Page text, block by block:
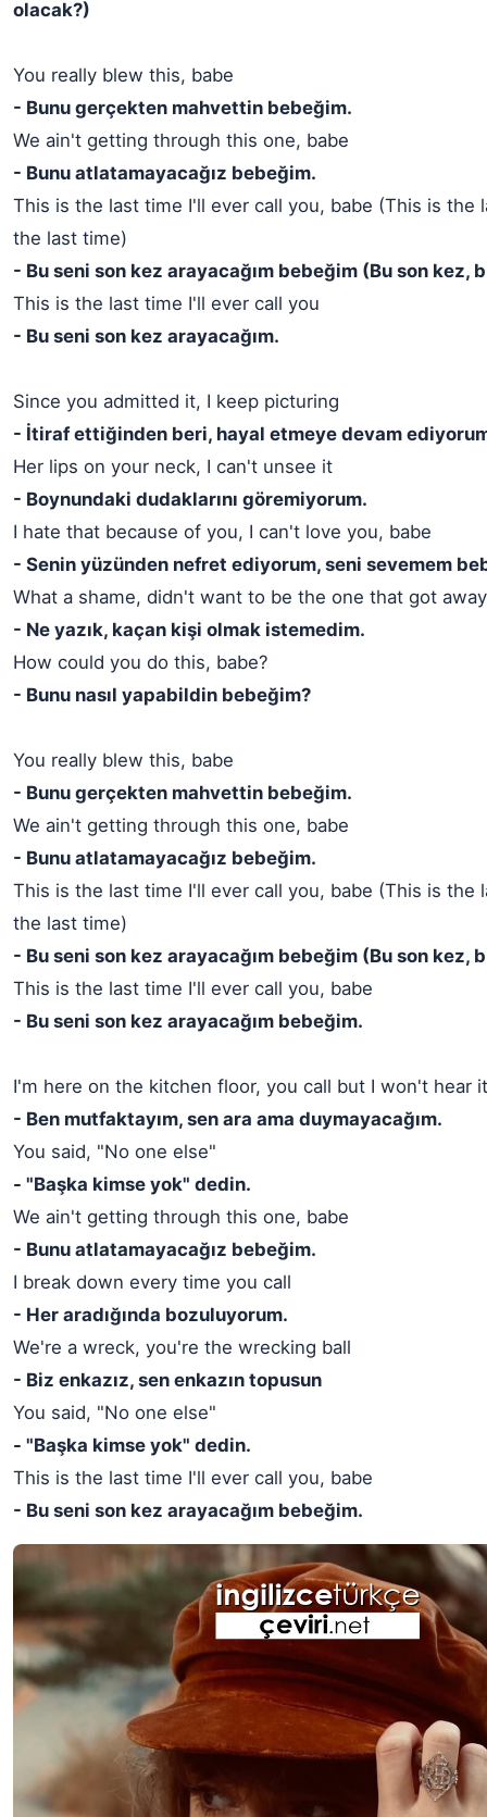
olacak?)
You really blew this, babe
- Bunu gerçekten mahvettin bebeğim.
We ain't getting through this one, babe
- Bunu atlatamayacağız bebeğim.
This is the last time I'll ever call you, babe (This is the
the last time)
- Bu seni son kez arayacağım bebeğim (Bu son kez,
This is the last time I'll ever call you
- Bu seni son kez arayacağım.
Since you admitted it, I keep picturing
- İtiraf ettiğinden beri, hayal etmeye devam
Her lips on your neck, I can't unsee it
- Boynundaki dudaklarını göremiyorum.
I hate that because of you, I can't love you, babe
- Senin yüzünden nefret ediyorum, seni sevemem
What a shame, didn't want to be the one that got away
- Ne yazık, kaçan kişi olmak istemedim.
How could you do this, babe?
- Bunu nasıl yapabildin bebeğim?
You really blew this, babe
- Bunu gerçekten mahvettin bebeğim.
We ain't getting through this one, babe
- Bunu atlatamayacağız bebeğim.
This is the last time I'll ever call you, babe (This is the
the last time)
- Bu seni son kez arayacağım bebeğim (Bu son kez,
This is the last time I'll ever call you, babe
- Bu seni son kez arayacağım bebeğim.
I'm here on the kitchen floor, you call but I won't hear it
- Ben mutfaktayım, sen ara ama duymayacağım.
You said, "No one else"
- "Başka kimse yok" dedin.
We ain't getting through this one, babe
- Bunu atlatamayacağız bebeğim.
I break down every time you call
- Her aradığında bozuluyorum.
We're a wreck, you're the wrecking ball
- Biz enkazız, sen enkazın topusun
You said, "No one else"
- "Başka kimse yok" dedin.
This is the last time I'll ever call you, babe
- Bu seni son kez arayacağım bebeğim.